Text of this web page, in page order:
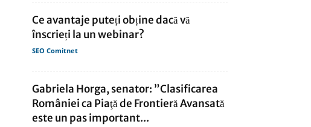
Ce avantaje puteți obține dacă vă
înscrieți la un webinar?
SEO Comitnet
Gabriela Horga, senator: ”Clasificarea
României ca Piaţă de Frontieră Avansată
este un pas important...